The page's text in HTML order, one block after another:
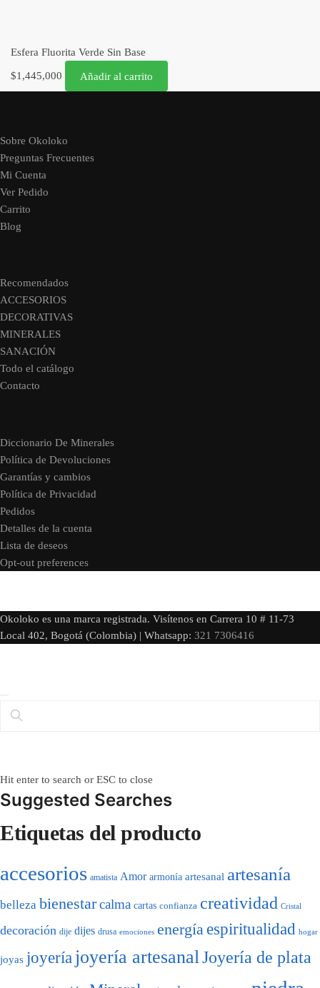
Esfera Fluorita Verde Sin Base
$1,445,000 Añadir al carrito
Sobre Okoloko
Preguntas Frecuentes
Mi Cuenta
Ver Pedido
Carrito
Blog
Recomendados
ACCESORIOS
DECORATIVAS
MINERALES
SANACIÓN
Todo el catálogo
Contacto
Diccionario De Minerales
Política de Devoluciones
Garantías y cambios
Política de Privacidad
Pedidos
Detalles de la cuenta
Lista de deseos
Opt-out preferences
Okoloko es una marca registrada. Visítenos en Carrera 10 # 11-73
Local 402, Bogotá (Colombia) | Whatsapp: 321 7306416
Search
Search
Hit enter to search or ESC to close
Suggested Searches
Etiquetas del producto
accesorios amatista Amor armonía artesanal artesanía
belleza bienestarcalma cartas confianza creatividad Cristal
decoración dije dijes drusa emociones energía espiritualidad hogar
joyas joyería joyería artesanalJoyería de plata